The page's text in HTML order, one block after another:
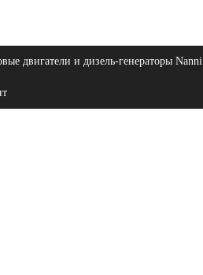
двигатели и дизель-генераторы Nanni